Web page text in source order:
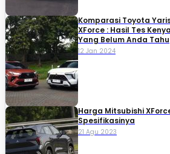
Komparasi Toyota
XForce : Hasil Tes
Yang Belum Anda Tahu
12 Jan 2024
Harga Mitsubishi
Spesifikasinya
21 Agu 2023